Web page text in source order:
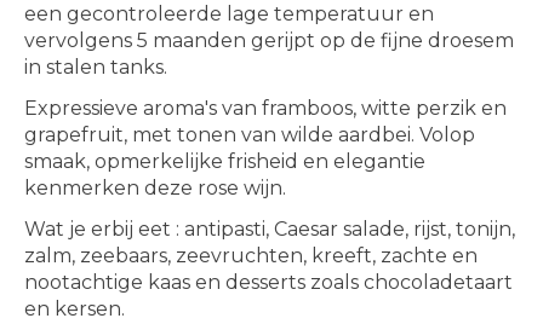
een gecontroleerde lage temperatuur en
vervolgens 5 maanden gerijpt op de fijne droesem
in stalen tanks.
Expressieve aroma's van framboos, witte perzik en
grapefruit, met tonen van wilde aardbei. Volop
smaak, opmerkelijke frisheid en elegantie
kenmerken deze rose wijn.
Wat je erbij eet : antipasti, Caesar salade, rijst, tonijn,
zalm, zeebaars, zeevruchten, kreeft, zachte en
nootachtige kaas en desserts zoals chocoladetaart
en kersen.